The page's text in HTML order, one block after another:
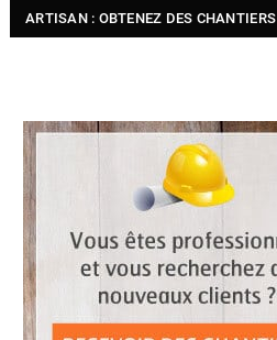
ARTISAN : OBTENEZ DES CHANTIERS